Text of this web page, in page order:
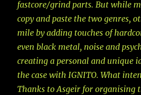
fastcore/grind parts. But while
copy and paste the two genres,
mile by adding touches of
even black metal, noise and
creating a personal and unique
the case with IGNITO. What
Thanks to Asgeir for organising